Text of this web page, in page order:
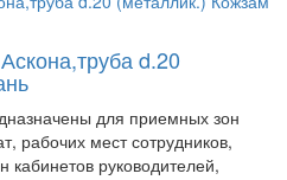
d.20
для приемных зон
рабочих мест сотрудников,
руководителей,